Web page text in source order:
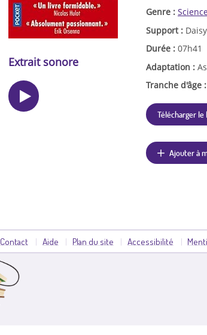
Genre :
Support :
Durée : 07h41
Adaptation :
Tranche d'âge :
Télécharger le
Ajouter à
Extrait sonore
Contact Aide Plan du site Accessibilité